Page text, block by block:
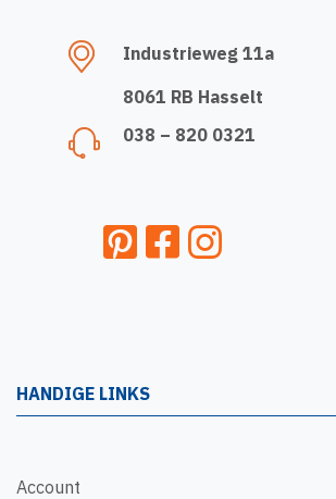
Industrieweg 11a
8061 RB Hasselt
038 – 820 0321
HANDIGE LINKS
Account